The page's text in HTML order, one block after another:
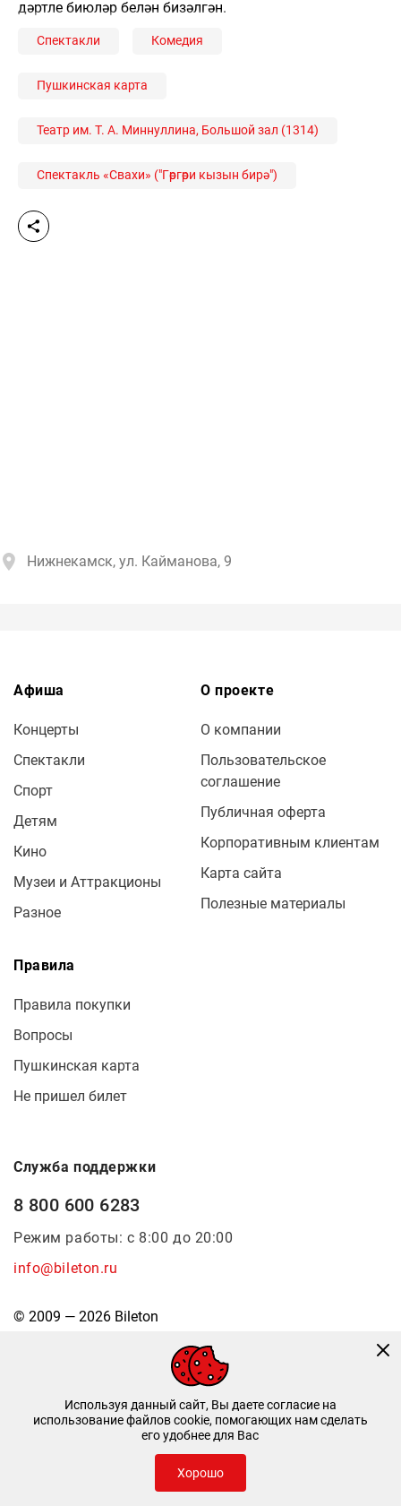
дәртле биюләр белән бизәлгән.
Спектакли Комедия
Пушкинская карта
Театр им. Т. А. Миннуллина, Большой зал (1314)
Спектакль «Свахи» ("Гөргөри кызын бирә")
Нижнекамск, ул. Кайманова, 9
Афиша
Концерты
Спектакли
Спорт
Детям
Кино
Музеи и Аттракционы
Разное
О проекте
О компании
Пользовательское
соглашение
Публичная оферта
Корпоративным клиентам
Карта сайта
Полезные материалы
Правила
Правила покупки
Вопросы
Пушкинская карта
Не пришел билет
Служба поддержки
8 800 600 6283
Режим работы: с 8:00 до 20:00
info@bileton.ru
© 2009 — 2026 Bileton
Инфоматика
—Дизайн и разработка
Используя данный сайт, Вы даете согласие на
использование файлов cookie, помогающих нам сделать
его удобнее для Вас
Хорошо